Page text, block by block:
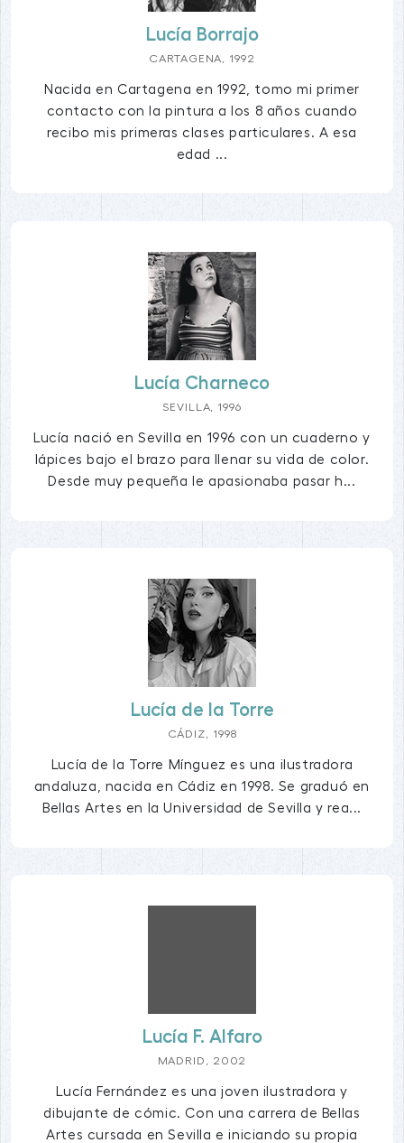
Lucía Borrajo
CARTAGENA, 1992
Nacida en Cartagena en 1992, tomo mi primer
contacto con la pintura a los 8 años cuando
recibo mis primeras clases particulares. A esa
edad ...
Lucía Charneco
SEVILLA, 1996
Lucía nació en Sevilla en 1996 con un cuaderno y
lápices bajo el brazo para llenar su vida de color.
Desde muy pequeña le apasionaba pasar h...
Lucía de la Torre
CÁDIZ, 1998
Lucía de la Torre Mínguez es una ilustradora
andaluza, nacida en Cádiz en 1998. Se graduó en
Bellas Artes en la Universidad de Sevilla y rea...
Lucía F. Alfaro
MADRID, 2002
Lucía Fernández es una joven ilustradora y
dibujante de cómic. Con una carrera de Bellas
Artes cursada en Sevilla e iniciando su propia